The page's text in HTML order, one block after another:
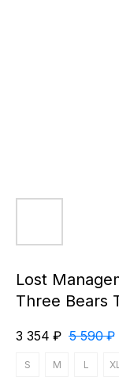
Lost
Three Bears
3 354 ₽ 5 590 ₽
S M L XL